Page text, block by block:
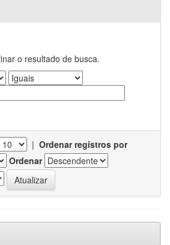
o resultado de busca.
| Ordenar registros por
Ordenar